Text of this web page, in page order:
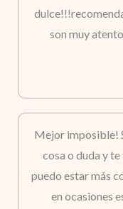
son muy
Mejor imposible!
cosa o duda y
puedo estar más
en ocasiones